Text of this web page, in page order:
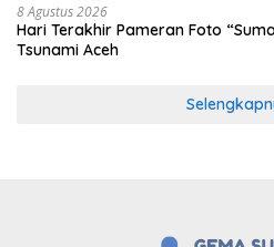
8 Agustus 2026
Hari Terakhir Pameran Foto
Tsunami Aceh